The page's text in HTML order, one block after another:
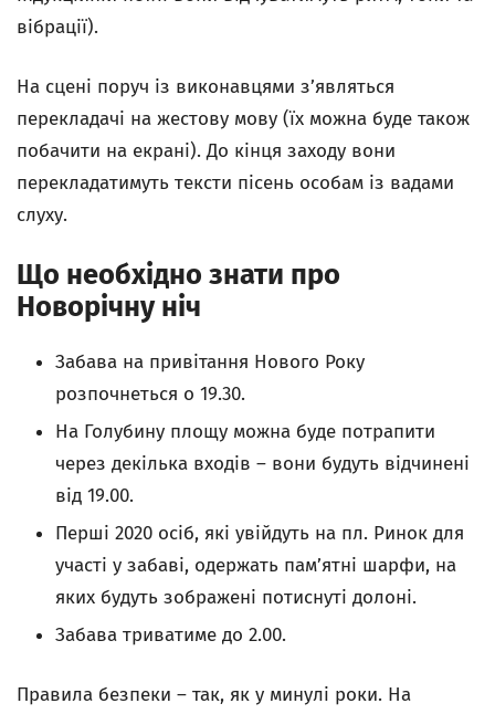
вібрації).
На сцені поруч із виконавцями з’являться
перекладачі на жестову мову (їх можна буде також
побачити на екрані). До кінця заходу вони
перекладатимуть тексти пісень особам із вадами
слуху.
Що необхідно знати про
Новорічну ніч
Забава на привітання Нового Року
розпочнеться о 19.30.
На Голубину площу можна буде потрапити
через декілька входів – вони будуть відчинені
від 19.00.
Перші 2020 осіб, які увійдуть на пл. Ринок для
участі у забаві, одержать пам’ятні шарфи, на
яких будуть зображені потиснуті долоні.
Забава триватиме до 2.00.
Правила безпеки – так, як у минулі роки. На